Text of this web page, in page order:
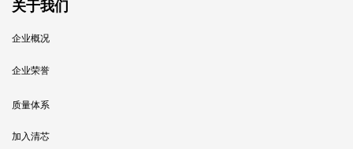
企业概况
关于我们
企业荣誉
质量体系
加入清芯